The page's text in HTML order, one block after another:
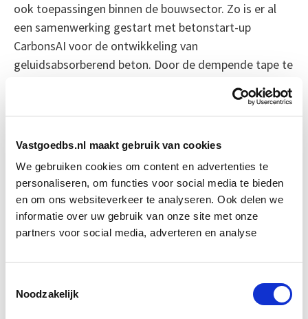
Vastgoedbs.nl maakt gebruik van cookies
We gebruiken cookies om content en advertenties te
personaliseren, om functies voor social media te bieden
en om ons websiteverkeer te analyseren. Ook delen we
informatie over uw gebruik van onze site met onze
partners voor social media, adverteren en analyse
Noodzakelijk
ook toepassingen binnen de bouwsector. Zo is er al
een samenwerking gestart met betonstart-up
CarbonsAI voor de ontwikkeling van
geluidsabsorberend beton. Door de dempende tape te
het omgevingsgeluid worden geabsorbeerd.
Dit opent de deur naar stillere woningen, kantoren en
of speciale akoestische panelen nodig zijn. Voor
ontwikkelaars, architecten en aannemers biedt dit
interessante nieuwe mogelijkheden binnen
geluidsreductie in de bouw.
“Geluid is steeds vaker een verkoopargument bij
consumentenproducten en zal dat in de bouw ook